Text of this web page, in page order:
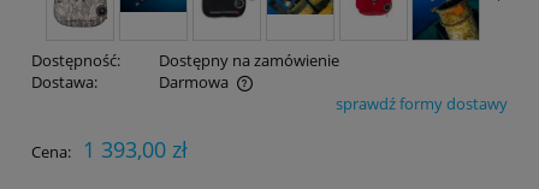
Dostępność:
Dostępny na zamówienie
Dostawa:
Darmowa
Cena nie zawiera ewentualnych kosztów płatnościsprawdź formy dostawy
Cena: 1 393,00 zł